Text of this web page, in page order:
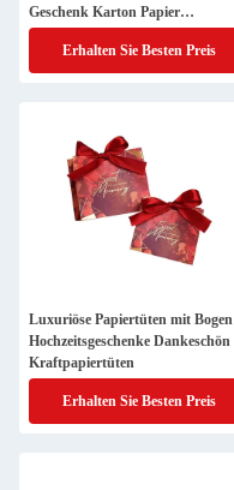
Geschenk Karton Papier
Magnetische Wimpern
Verpackungskiste
Erhalten Sie Besten Preis
Luxuriöse Papiertüten mit Bogen
Hochzeitsgeschenke Dankeschön
Kraftpapiertüten
Erhalten Sie Besten Preis